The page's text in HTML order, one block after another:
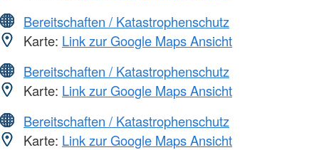
Bereitschaften / Katastrophenschutz
Karte: Link zur Google Maps Ansicht
Bereitschaften / Katastrophenschutz
Karte: Link zur Google Maps Ansicht
Bereitschaften / Katastrophenschutz
Karte: Link zur Google Maps Ansicht